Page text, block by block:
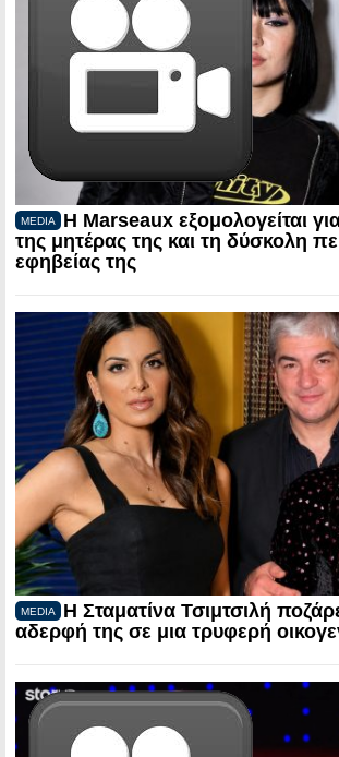
MEDIA
Η Marseaux εξομολογείται
της μητέρας της και τη δύσκολη
εφηβείας της
MEDIA
Η Σταματίνα Τσιμτσιλή
αδερφή της σε μια τρυφερή